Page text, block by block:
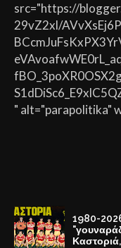
src="https://
29vZ2xl/
" alt="parapolitika"
1980-